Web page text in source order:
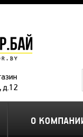
д.12
О